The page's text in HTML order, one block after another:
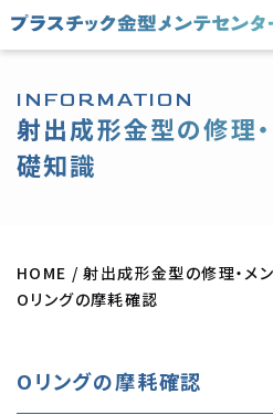
INFORMATION
射出成形金型の修理
礎知識
HOME
射出成形金型の修理・メ
Oリングの摩耗確認
Oリングの摩耗確認